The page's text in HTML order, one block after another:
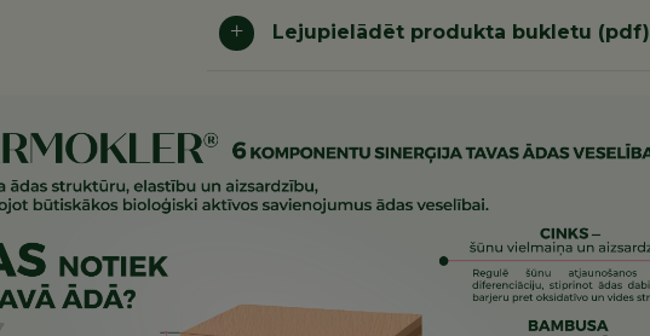
Lejupielādēt produkta bukletu (pdf)